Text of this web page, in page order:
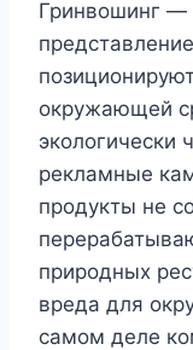
Гринвошинг —
окружающей
экологически
рекламные
продукты не
природных
вреда для
самом деле